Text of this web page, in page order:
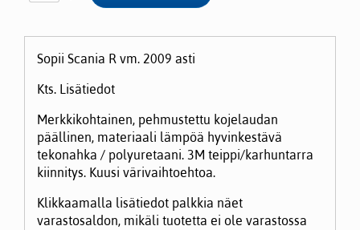
Sopii Scania R vm. 2009 asti
Kts. Lisätiedot
Merkkikohtainen, pehmustettu kojelaudan
päällinen, materiaali lämpöä hyvinkestävä
tekonahka / polyuretaani. 3M teippi/karhuntarra
kiinnitys. Kuusi värivaihtoehtoa.
Klikkaamalla lisätiedot palkkia näet
varastosaldon, mikäli tuotetta ei ole varastossa